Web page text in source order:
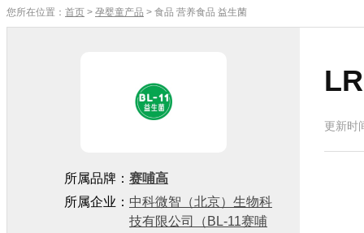
您所在位置： 首页 > 孕婴童产品 > 食品 营养食品 益生菌
更新时
所属品牌： 赛哺高
所属企业： 中科微智（北京）生物科
技有限公司（BL-11赛哺